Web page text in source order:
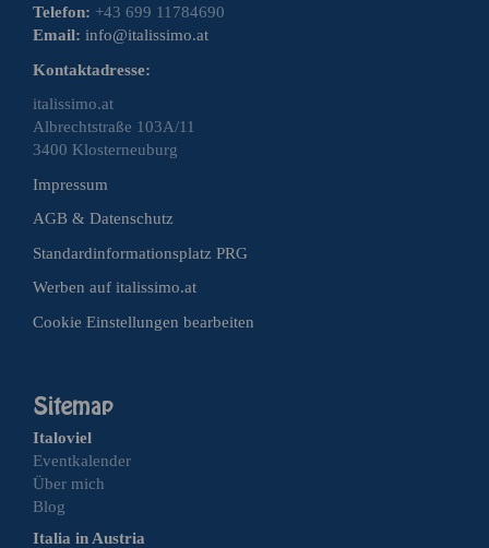
Telefon: +43 699 11784690
Email: info@italissimo.at
Kontaktadresse:
italissimo.at
Albrechtstraße 103A/11
3400 Klosterneuburg
Impressum
AGB & Datenschutz
Standardinformationsplatz PRG
Werben auf italissimo.at
Cookie Einstellungen bearbeiten
Italoviel
Eventkalender
Über mich
Blog
Italia in Austria